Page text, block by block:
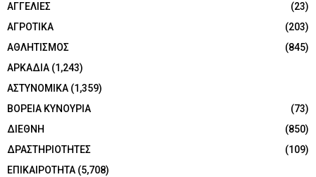
ΑΓΓΕΛΙΕΣ
(23)
ΑΓΡΟΤΙΚΑ
(203)
ΑΘΛΗΤΙΣΜΟΣ
(845)
ΑΡΚΑΔΙΑ (1,243)
ΑΣΤΥΝΟΜΙΚΑ (1,359)
ΒΟΡΕΙΑ ΚΥΝΟΥΡΙΑ
(73)
ΔΙΕΘΝΗ
(850)
ΔΡΑΣΤΗΡΙΟΤΗΤΕΣ
(109)
ΕΠΙΚΑΙΡΟΤΗΤΑ (5,708)